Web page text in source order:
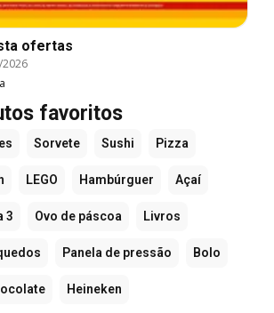
ofertas
favoritos
Sorvete Sushi Pizza
LEGO Hambúrguer Açaí
3 Ovo de páscoa Livros
Panela de pressão Bolo
Heineken